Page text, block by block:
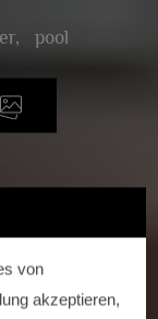
von
akzeptieren,
pool